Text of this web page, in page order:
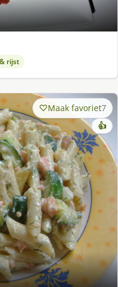
rijst
Maak favoriet7
👍